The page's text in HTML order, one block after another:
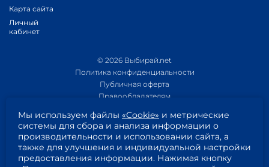
Карта сайта
Личный
кабинет
© 2026 Выбирай.net
Политика конфиденциальности
Публичная оферта
Правообладателям
Приложение 1
Приложение 2
Согласие на обработку персональных данных
Пользовательское соглашение
Мы используем файлы «Cookie» и метрические
системы для сбора и анализа информации о
производительности и использовании сайта, а
также для улучшения и индивидуальной настройки
предоставления информации. Нажимая кнопку